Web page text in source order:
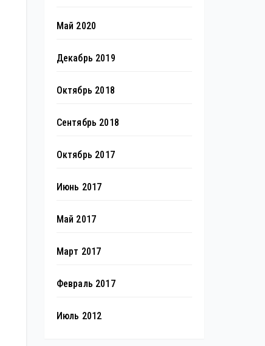
Май 2020
Декабрь 2019
Октябрь 2018
Сентябрь 2018
Октябрь 2017
Июнь 2017
Май 2017
Март 2017
Февраль 2017
Июль 2012